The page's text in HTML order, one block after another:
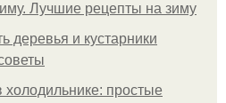
Лучшие рецепты на зиму
деревья и кустарники
холодильнике: простые